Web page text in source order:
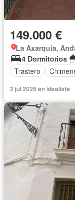
149.000 €
La Axarquía,
4 Dormitorios
Trastero
2 jul 2026 en idealista